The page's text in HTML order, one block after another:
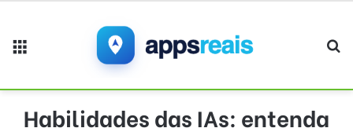
Habilidades das IAs: entenda